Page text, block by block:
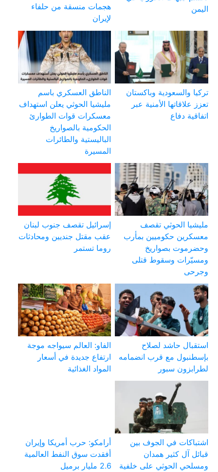
اليمن
هجمات منسقة من حلفاء
لإيران
تركيا والسعودية وباكستان
تعزز علاقاتها الأمنية عبر
اتفاقية دفاع
الناطق العسكري باسم
مليشيا الحوثي يعلن استهداف
معسكرات قوات الطوارئ
الحكومية بالصواريخ
الباليستية والطائرات
المسيرة
مليشيا الحوثي تقصف
معسكرين حكوميين بمأرب
وحضرموت بصواريخ
ومسيّرات وسقوط قتلى
وجرحى
إسرائيل تقصف جنوب لبنان
عقب مقتل جنديين ومحادثات
روما تستمر
استقبال حاشد لصلاح
بإسطنبول مع قرب انضمامه
لطرابزون سبور
الفاو: العالم سيواجه موجة
ارتفاع جديدة في أسعار
المواد الغذائية
اشتباكات في الجوف بين
قبائل آل كثير همدان
ومسلحي الحوثي على خلفية
أرامكو: حرب أمريكا وإيران
أفقدت سوق النفط العالمية
2.6 مليار برميل